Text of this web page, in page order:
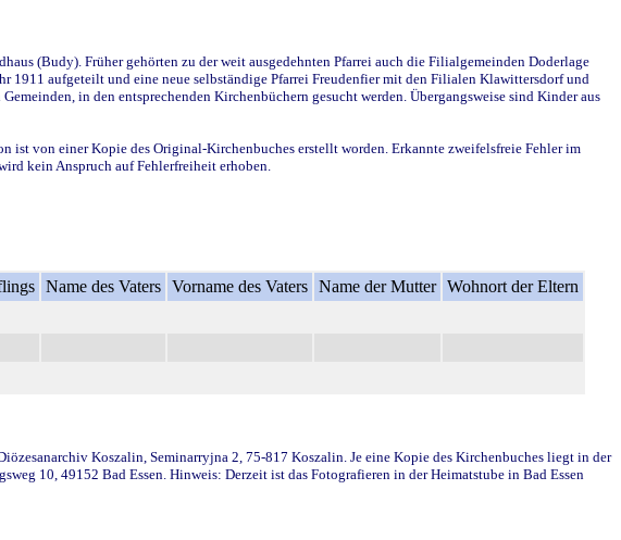
(Budy). Früher gehörten zu der weit ausgedehnten Pfarrei auch die Filialgemeinden Doderlage
1911 aufgeteilt und eine neue selbständige Pfarrei Freudenfier mit den Filialen Klawittersdorf und
in den entsprechenden Kirchenbüchern gesucht werden. Übergangsweise sind Kinder aus
ist von einer Kopie des Original-Kirchenbuches erstellt worden. Erkannte zweifelsfreie Fehler im
kein Anspruch auf Fehlerfreiheit erhoben.
Name des Vaters Vorname des Vaters Name der Mutter Wohnort der Eltern
Koszalin, Seminarryjna 2, 75-817 Koszalin. Je eine Kopie des Kirchenbuches liegt in der
10, 49152 Bad Essen. Hinweis: Derzeit ist das Fotografieren in der Heimatstube in Bad Essen